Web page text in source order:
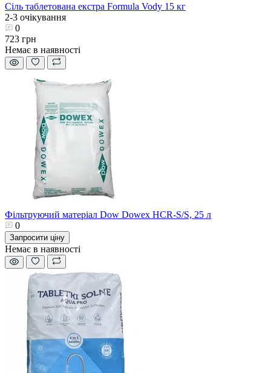
Сіль таблетована екстра Formula Vody 15 кг
2-3 очікування
0
723 грн
Немає в наявності
Фільтруючий матеріал Dow Dowex HCR-S/S, 25 л
0
Запросити ціну
Немає в наявності